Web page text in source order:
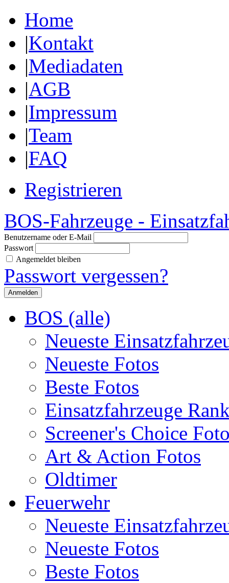
Home
|Kontakt
|Mediadaten
|AGB
|Impressum
|Team
|FAQ
Registrieren
BOS-Fahrzeuge -
Benutzername oder E-Mail
Passwort
Angemeldet bleiben
Passwort vergessen?
BOS (alle)
Neueste
Neueste Fotos
Beste Fotos
Einsatzfahrzeuge
Screener's Choice
Art & Action Fotos
Oldtimer
Feuerwehr
Neueste
Neueste Fotos
Beste Fotos